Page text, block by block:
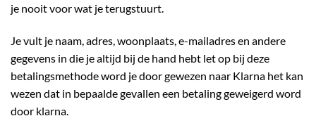
je nooit voor wat je terugstuurt.
Je vult je naam, adres, woonplaats, e-mailadres en andere
gegevens in die je altijd bij de hand hebt let op bij deze
betalingsmethode word je door gewezen naar Klarna het kan
wezen dat in bepaalde gevallen een betaling geweigerd word
door klarna.